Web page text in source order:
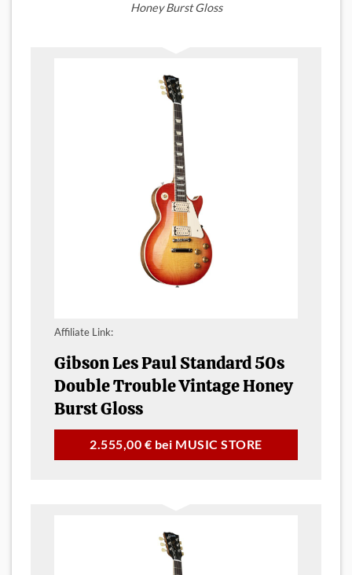
Honey Burst Gloss
Affiliate Link:
Gibson Les Paul Standard 50s
Double Trouble Vintage Honey
Burst Gloss
2.555,00 € bei MUSIC STORE